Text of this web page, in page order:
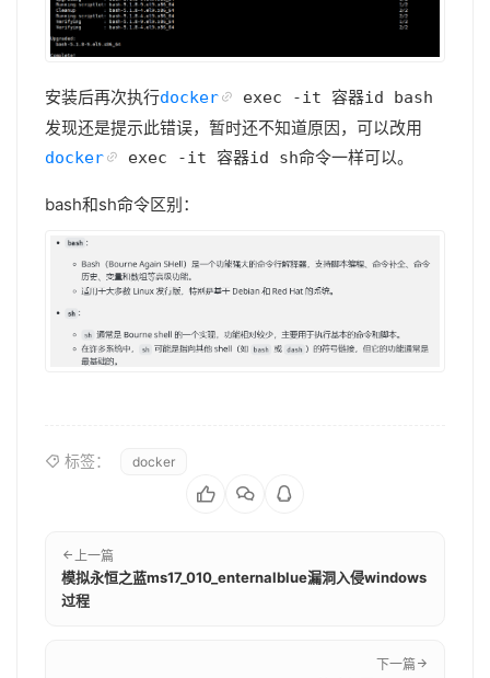
安装后再次执行docker exec -it 容器id bash
发现还是提示此错误，暂时还不知道原因，可以改用
docker exec -it 容器id sh命令一样可以。
bash和sh命令区别：
标签： docker
上一篇
模拟永恒之蓝ms17_010_enternalblue漏洞入侵windows
过程
下一篇